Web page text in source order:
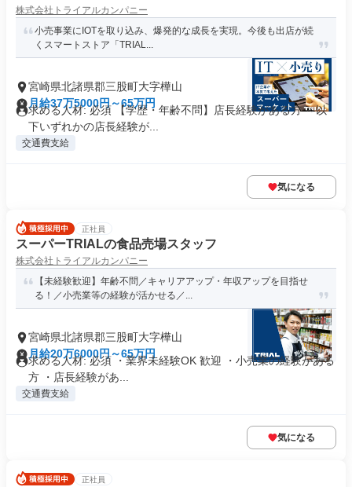
株式会社トライアルカンパニー
小売事業にIOTを取り込み、爆発的な成長を実現。今後も出店が続
くスマートストア「TRIAL...
宮崎県北諸県郡三股町大字樺山
月給37万5000円～65万円
求める人材: 必須 【学歴・年齢不問】店長経験がある方 ～以
下いずれかの店長経験が...
交通費支給
気になる
正社員
スーパーTRIALの食品売場スタッフ
株式会社トライアルカンパニー
【未経験歓迎】年齢不問／キャリアアップ・年収アップを目指せ
る！／小売業等の経験が活かせる／...
宮崎県北諸県郡三股町大字樺山
月給20万6000円～65万円
求める人材: 必須 ・業界未経験OK 歓迎 ・小売業の経験がある
方 ・店長経験があ...
交通費支給
気になる
正社員